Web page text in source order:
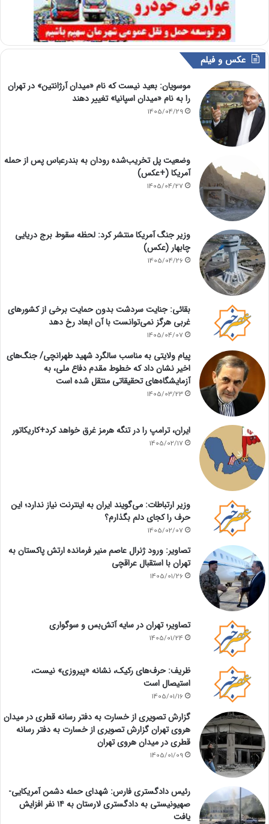
عکس و فیلم
موسویان: بعید نیست که نام «میدان آرژانتین» در تهران
را به نام «میدان اسپانیا» تغییر دهند
1405/04/29
وضعیت پل تخریب‌شده رودان به بندرعباس پس از حمله
آمریکا (+عکس)
1405/04/27
وزیر جنگ آمریکا منتشر کرد: لحظه سقوط برج دریایی
چابهار (عکس)
1405/04/26
بقائی: جنایت سردشت بدون حمایت برخی از کشورهای
غربی هرگز نمی‌توانست با آن ابعاد رخ دهد
1405/04/07
پیام ولایتی به مناسب سالگرد شهید طهرانچی/ جنگ‌های
اخیر نشان داد که خطوط مقدم دفاع ملی، به
آزمایشگاه‌های تحقیقاتی منتقل شده است
1405/03/23
ایران، ترامپ را در تنگه هرمز غرق خواهد کرد+کاریکاتور
1405/02/17
وزیر ارتباطات: می‌گویند ایران به اینترنت نیاز ندارد؛ این
حرف را کجای دلم بگذارم؟
1405/02/07
تصاویر: ورود ژنرال عاصم منیر فرمانده ارتش پاکستان به
تهران با استقبال عراقچی
1405/01/26
تصاویر؛ تهران در سایه آتش‌بس و سوگواری
1405/01/24
ظریف: حرف‌های رکیک، نشانه «پیروزی» نیست،
استیصال است
1405/01/16
گزارش تصویری از خسارت به دفتر رسانه قطری در میدان
هروی تهران گزارش تصویری از خسارت به دفتر رسانه
قطری در میدان هروی تهران
1405/01/09
رئیس دادگستری فارس: شهدای حمله دشمن آمریکایی-
صهیونیستی به دادگستری لارستان به ۱۴ نفر افزایش
یافت